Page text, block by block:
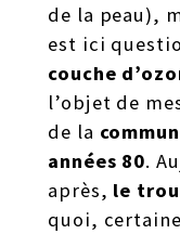
de la peau),
est ici
couche
l’objet de
de la
années 80.
après, le
quoi,